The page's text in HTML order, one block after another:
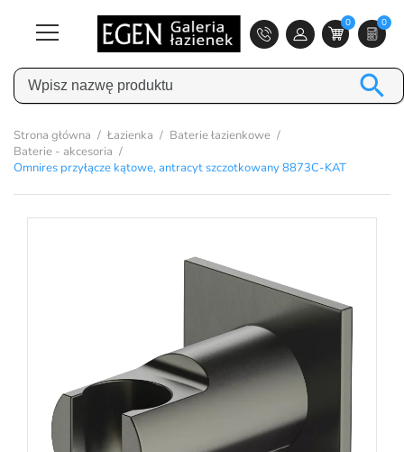
0 0

Strona główna Łazienka
Baterie łazienkowe
Baterie - akcesoria
Omnires przyłącze kątowe, antracyt szczotkowany 8873C-KAT